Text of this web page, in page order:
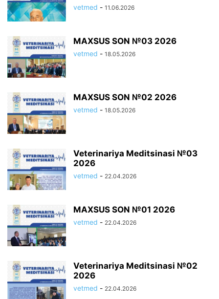
vetmed - 11.06.2026
MAXSUS SON №03 2026
vetmed - 18.05.2026
MAXSUS SON №02 2026
vetmed - 18.05.2026
Veterinariya Meditsinasi №03
2026
vetmed - 22.04.2026
MAXSUS SON №01 2026
vetmed - 22.04.2026
Veterinariya Meditsinasi №02
2026
vetmed - 22.04.2026